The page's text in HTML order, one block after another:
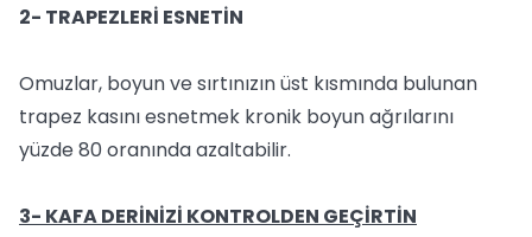
2- TRAPEZLERİ ESNETİN
Omuzlar, boyun ve sırtınızın üst kısmında bulunan
trapez kasını esnetmek kronik boyun ağrılarını
yüzde 80 oranında azaltabilir.
3- KAFA DERİNİZİ KONTROLDEN GEÇİRTİN